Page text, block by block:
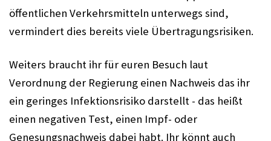
öffentlichen Verkehrsmitteln unterwegs sind,
vermindert dies bereits viele Übertragungsrisiken.
Weiters braucht ihr für euren Besuch laut
Verordnung der Regierung einen Nachweis das ihr
ein geringes Infektionsrisiko darstellt - das heißt
einen negativen Test, einen Impf- oder
Genesungsnachweis dabei habt. Ihr könnt auch